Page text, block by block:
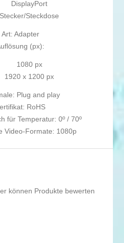
DisplayPort
Stecker/Steckdose
Art: Adapter
(px):
1080 px
1920 x 1200 px
Plug and play
RoHS
für Temperatur: 0º / 70º
Video-Formate: 1080p
können Produkte bewerten